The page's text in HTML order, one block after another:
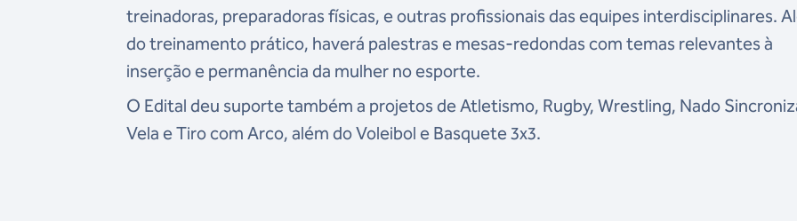
treinadoras, preparadoras físicas, e outras profissionais das equipes interdisciplinares.
do treinamento prático, haverá palestras e mesas-redondas com temas relevantes à
inserção e permanência da mulher no esporte.
O Edital deu suporte também a projetos de Atletismo, Rugby, Wrestling, Nado
Vela e Tiro com Arco, além do Voleibol e Basquete 3x3.